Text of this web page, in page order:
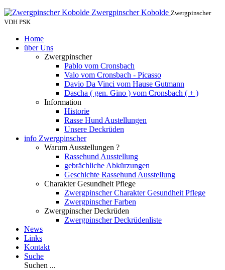
Zwergpinscher Kobolde Zwergpinscher
VDH PSK
Home
über Uns
Zwergpinscher
Pablo vom Cronsbach
Valo vom Cronsbach - Picasso
Davio Da Vinci vom Hause Gutmann
Dascha ( gen. Gino ) vom Cronsbach ( + )
Information
Historie
Rasse Hund Austellungen
Unsere Deckrüden
info Zwergpinscher
Warum Ausstellungen ?
Rassehund Ausstellung
gebrächliche Abkürzungen
Geschichte Rassehund Ausstellung
Charakter Gesundheit Pflege
Zwergpinscher Charakter Gesundheit Pflege
Zwergpinscher Farben
Zwergpinscher Deckrüden
Zwergpinscher Deckrüdenliste
News
Links
Kontakt
Suche
Suchen ...